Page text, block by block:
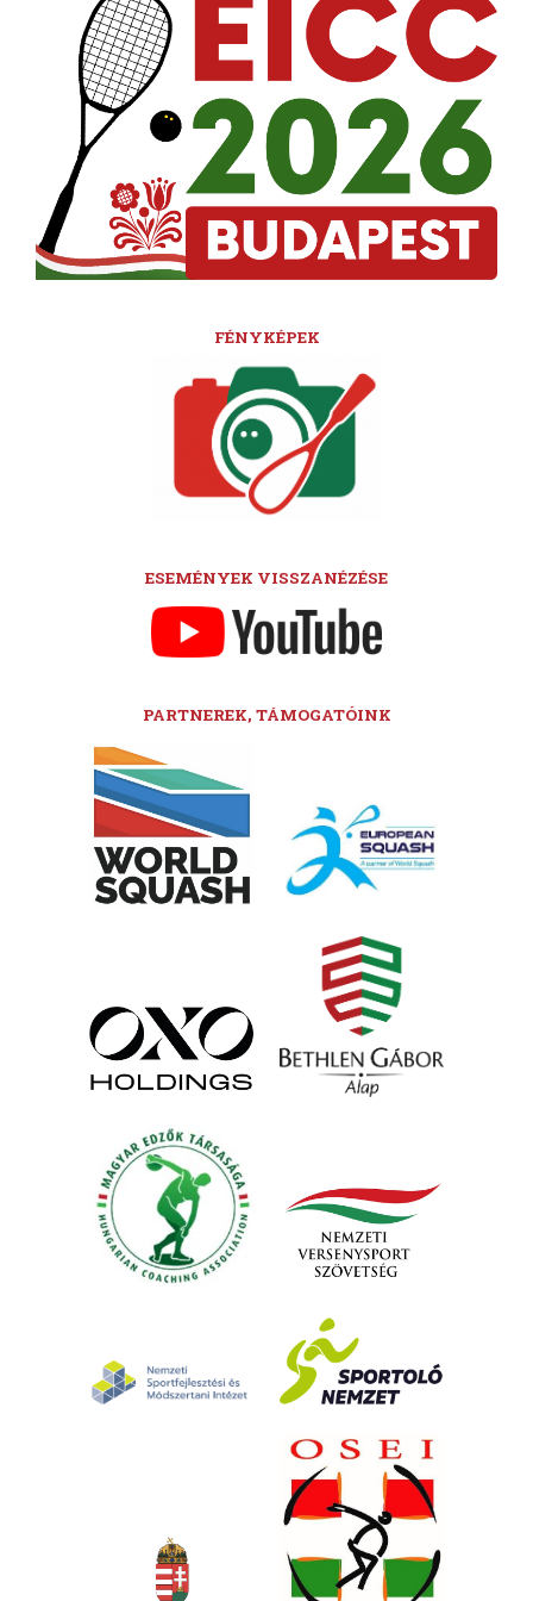
FÉNYKÉPEK
ESEMÉNYEK VISSZANÉZÉSE
PARTNEREK, TÁMOGATÓINK